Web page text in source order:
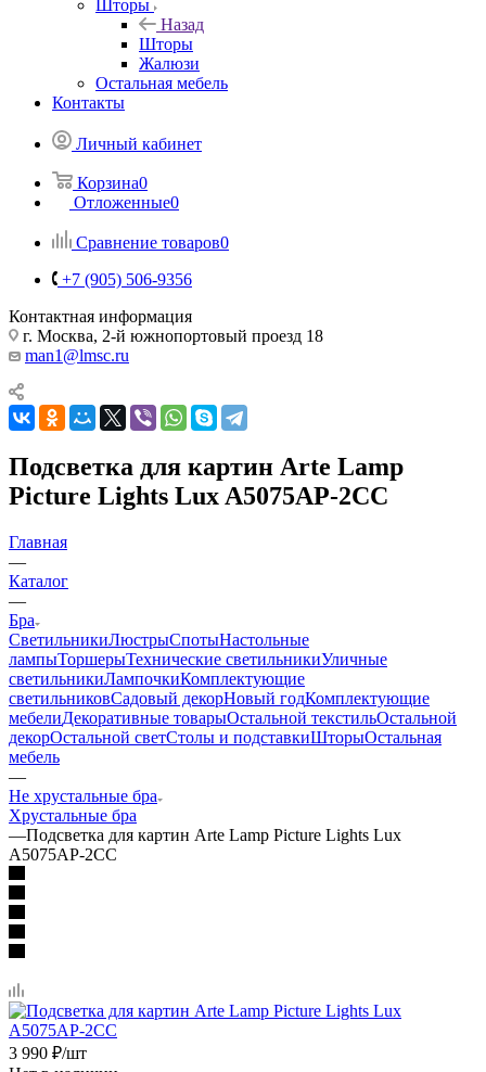
Шторы
Назад
Шторы
Жалюзи
Остальная мебель
Контакты
Личный кабинет
Корзина0
Отложенные0
Сравнение товаров0
+7 (905) 506-9356
Контактная информация
г. Москва, 2-й южнопортовый проезд 18
man1@lmsc.ru
Подсветка для картин Arte Lamp
Picture Lights Lux A5075AP-2CC
Главная
—
Каталог
—
Бра
СветильникиЛюстрыСпотыНастольные
лампыТоршерыТехнические светильникиУличные
светильникиЛампочкиКомплектующие
светильниковСадовый декорНовый годКомплектующие
мебелиДекоративные товарыОстальной текстильОстальной
декорОстальной светСтолы и подставкиШторыОстальная
мебель
—
Не хрустальные бра
Хрустальные бра
—Подсветка для картин Arte Lamp Picture Lights Lux
A5075AP-2CC
3 990 ₽/шт